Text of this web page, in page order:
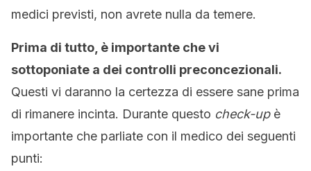
medici previsti, non avrete nulla da temere.
Prima di tutto, è importante che vi
sottoponiate a dei controlli preconcezionali.
Questi vi daranno la certezza di essere sane prima
di rimanere incinta. Durante questo check-upè
importante che parliate con il medico dei seguenti
punti: